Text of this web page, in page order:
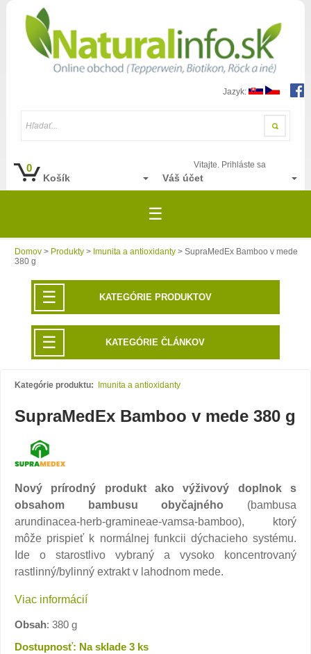
Jazyk:
Hľadať...
0
Košík
Vitajte. Prihláste sa
Váš účet
☰
Domov > Produkty > Imunita a antioxidanty > SupraMedEx Bamboo v mede
380 g
☰ KATEGÓRIE PRODUKTOV
☰ KATEGÓRIE ČLÁNKOV
Kategórie produktu: Imunita a antioxidanty
SupraMedEx Bamboo v mede 380 g
Nový prírodný produkt ako výživový doplnok s
obsahom bambusu obyčajného (bambusa
arundinacea-herb-gramineae-vamsa-bamboo), ktorý
môže prispieť k normálnej funkcii dýchacieho systému.
Ide o starostlivo vybraný a vysoko koncentrovaný
rastlinný/bylinný extrakt v lahodnom mede.
Viac informácií
Obsah: 380 g
Dostupnosť: Na sklade 3 ks